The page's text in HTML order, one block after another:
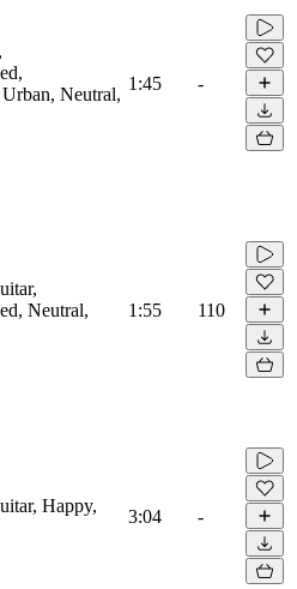
Neutral,
1:45 -
Neutral,
1:55 110
Happy,
3:04 -